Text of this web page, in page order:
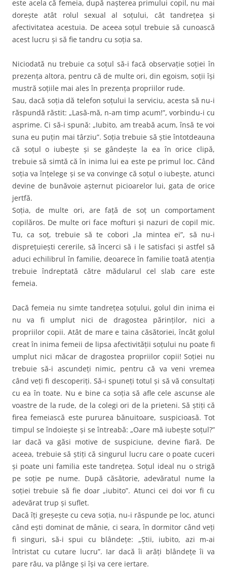
este acela că femeia, după naşterea primului copil, nu mai
doreşte atât rolul sexual al soţului, cât tandreţea şi
afectivitatea acestuia. De aceea soţul trebuie să cunoască
acest lucru şi să fie tandru cu soţia sa.
Niciodată nu trebuie ca soţul să-i facă observaţie soţiei în
prezenţa altora, pentru că de multe ori, din egoism, soţii îşi
mustră soţiile mai ales în prezenţa propriilor rude.
Sau, dacă soţia dă telefon soţului la serviciu, acesta să nu-i
răspundă răstit: „Lasă-mă, n-am timp acum!”, vorbindu-i cu
asprime. Ci să-i spună: „Iubito, am treabă acum, însă te voi
suna eu puţin mai târziu”. Soţia trebuie să ştie întotdeauna
că soţul o iubeşte şi se gândeşte la ea în orice clipă,
trebuie să simtă că în inima lui ea este pe primul loc. Când
soţia va înţelege şi se va convinge că soţul o iubeşte, atunci
devine de bunăvoie aşternut picioarelor lui, gata de orice
jertfă.
Soţia, de multe ori, are faţă de soţ un comportament
copilăros. De multe ori face mofturi şi nazuri de copil mic.
Tu, ca soţ, trebuie să te cobori „la mintea ei”, să nu-i
dispreţuieşti cererile, să încerci să i le satisfaci şi astfel să
aduci echilibrul în familie, deoarece în familie toată atenţia
trebuie îndreptată către mădularul cel slab care este
femeia.
Dacă femeia nu simte tandreţea soţului, golul din inima ei
nu va fi umplut nici de dragostea părinţilor, nici a
propriilor copii. Atât de mare e taina căsătoriei, încât golul
creat în inima femeii de lipsa afectivităţii soţului nu poate fi
umplut nici măcar de dragostea propriilor copii! Soţiei nu
trebuie să-i ascundeţi nimic, pentru că va veni vremea
când veţi fi descoperiţi. Să-i spuneţi totul şi să vă consultaţi
cu ea în toate. Nu e bine ca soţia să afle cele ascunse ale
voastre de la rude, de la colegi ori de la prieteni. Să ştiţi că
firea femeiască este pururea bănuitoare, suspicioasă. Tot
timpul se îndoieşte şi se întreabă: „Oare mă iubeşte soţul?”
Iar dacă va găsi motive de suspiciune, devine fiară. De
aceea, trebuie să ştiţi că singurul lucru care o poate cuceri
şi poate uni familia este tandreţea. Soţul ideal nu o strigă
pe soţie pe nume. După căsătorie, adevăratul nume la
soţiei trebuie să fie doar „iubito”. Atunci cei doi vor fi cu
adevărat trup şi suflet.
Dacă îţi greşeşte cu ceva soţia, nu-i răspunde pe loc, atunci
când eşti dominat de mânie, ci seara, în dormitor când veţi
fi singuri, să-i spui cu blândeţe: „Ştii, iubito, azi m-ai
întristat cu cutare lucru”. Iar dacă îi arăţi blândeţe îi va
pare rău, va plânge şi îşi va cere iertare.